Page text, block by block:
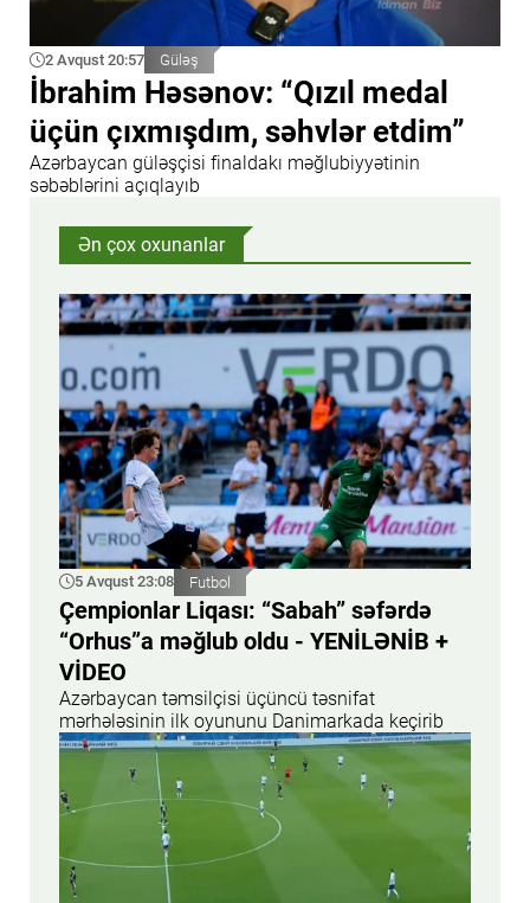
2 Avqust 20:57 Güləş
İbrahim Həsənov: “Qızıl medal
üçün çıxmışdım, səhvlər etdim”
Azərbaycan güləşçisi finaldakı məğlubiyyətinin
səbəblərini açıqlayıb
Ən çox oxunanlar
5 Avqust 23:08 Futbol
Çempionlar Liqası: “Sabah” səfərdə
“Orhus”a məğlub oldu - YENİLƏNİB +
VİDEO
Azərbaycan təmsilçisi üçüncü təsnifat
mərhələsinin ilk oyununu Danimarkada keçirib